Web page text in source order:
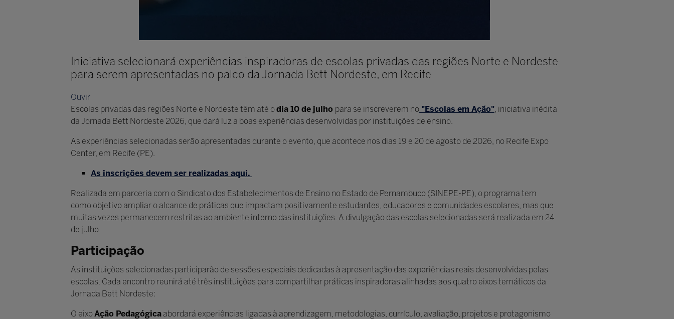
Iniciativa selecionará experiências inspiradoras de escolas privadas das regiões Norte e Nordeste
para serem apresentadas no palco da Jornada Bett Nordeste, em Recife
Ouvir
Escolas privadas das regiões Norte e Nordeste têm até odia 10 de julho para se inscreverem no"Escolas em Ação", iniciativa inédita
da Jornada Bett Nordeste 2026, que dará luz a boas experiências desenvolvidas por instituições de ensino.
As experiências selecionadas serão apresentadas durante o evento, que acontece nos dias 19 e 20 de agosto de 2026, no Recife Expo
Center, em Recife (PE).
As inscrições devem ser realizadas aqui.
Realizada em parceria com o Sindicato dos Estabelecimentos de Ensino no Estado de Pernambuco (SINEPE-PE), o programa tem
como objetivo ampliar o alcance de práticas que impactam positivamente estudantes, educadores e comunidades escolares, mas que
muitas vezes permanecem restritas ao ambiente interno das instituições. A divulgação das escolas selecionadas será realizada em 24
de julho.
Participação
As instituições selecionadas participarão de sessões especiais dedicadas à apresentação das experiências reais desenvolvidas pelas
escolas. Cada encontro reunirá até três instituições para compartilhar práticas inspiradoras alinhadas aos quatro eixos temáticos da
Jornada Bett Nordeste:
O eixoAção Pedagógicaabordará experiências ligadas à aprendizagem, metodologias, currículo, avaliação, projetos e protagonismo